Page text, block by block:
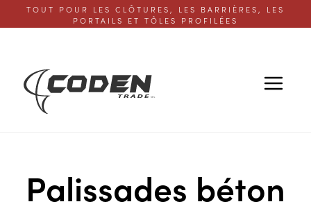
TOUT POUR LES CLÔTURES, LES BARRIÈRES, LES
PORTAILS ET TÔLES PROFILÉES
Palissades béton